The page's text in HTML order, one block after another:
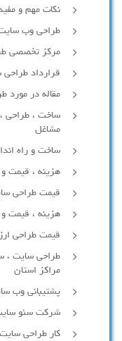
نکات مهم و
طراحی وب
مرکز تخصصی
قرارداد
مقاله در مورد
ساخت ، طراحی
مشاغل
ساخت و راه
هزینه ، قیمت
قیمت طراحی
هزینه ، قیمت
قیمت طراحی
طراحی سایت ،
مراکز استان
پشتیبانی وب
شرکت سئو
کار طراحی